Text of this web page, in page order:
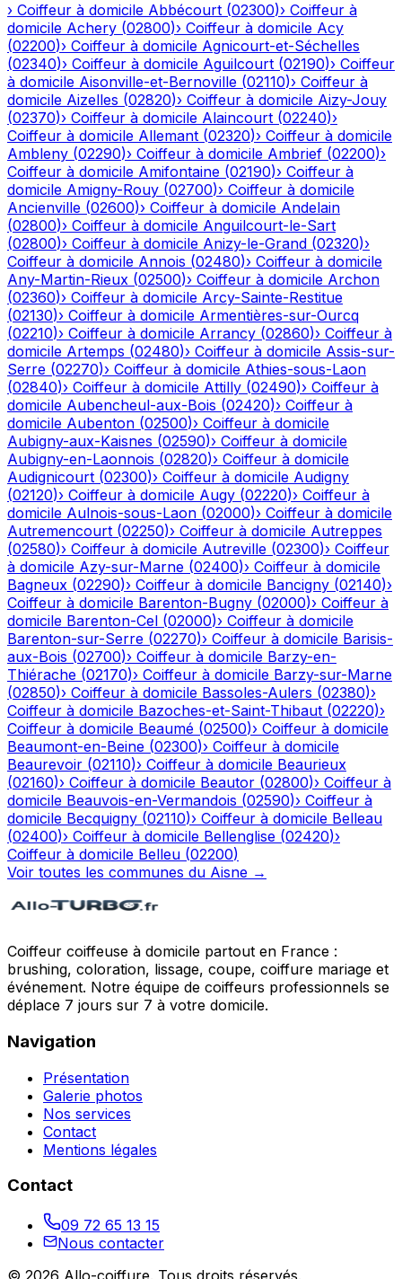
› Coiffeur à domicile Abbécourt (02300)› Coiffeur à
domicile Achery (02800)› Coiffeur à domicile Acy
(02200)› Coiffeur à domicile Agnicourt-et-Séchelles
(02340)› Coiffeur à domicile Aguilcourt (02190)› Coiffeur
à domicile Aisonville-et-Bernoville (02110)› Coiffeur à
domicile Aizelles (02820)› Coiffeur à domicile Aizy-Jouy
(02370)› Coiffeur à domicile Alaincourt (02240)›
Coiffeur à domicile Allemant (02320)› Coiffeur à domicile
Ambleny (02290)› Coiffeur à domicile Ambrief (02200)›
Coiffeur à domicile Amifontaine (02190)› Coiffeur à
domicile Amigny-Rouy (02700)› Coiffeur à domicile
Ancienville (02600)› Coiffeur à domicile Andelain
(02800)› Coiffeur à domicile Anguilcourt-le-Sart
(02800)› Coiffeur à domicile Anizy-le-Grand (02320)›
Coiffeur à domicile Annois (02480)› Coiffeur à domicile
Any-Martin-Rieux (02500)› Coiffeur à domicile Archon
(02360)› Coiffeur à domicile Arcy-Sainte-Restitue
(02130)› Coiffeur à domicile Armentières-sur-Ourcq
(02210)› Coiffeur à domicile Arrancy (02860)› Coiffeur à
domicile Artemps (02480)› Coiffeur à domicile Assis-sur-
Serre (02270)› Coiffeur à domicile Athies-sous-Laon
(02840)› Coiffeur à domicile Attilly (02490)› Coiffeur à
domicile Aubencheul-aux-Bois (02420)› Coiffeur à
domicile Aubenton (02500)› Coiffeur à domicile
Aubigny-aux-Kaisnes (02590)› Coiffeur à domicile
Aubigny-en-Laonnois (02820)› Coiffeur à domicile
Audignicourt (02300)› Coiffeur à domicile Audigny
(02120)› Coiffeur à domicile Augy (02220)› Coiffeur à
domicile Aulnois-sous-Laon (02000)› Coiffeur à domicile
Autremencourt (02250)› Coiffeur à domicile Autreppes
(02580)› Coiffeur à domicile Autreville (02300)› Coiffeur
à domicile Azy-sur-Marne (02400)› Coiffeur à domicile
Bagneux (02290)› Coiffeur à domicile Bancigny (02140)›
Coiffeur à domicile Barenton-Bugny (02000)› Coiffeur à
domicile Barenton-Cel (02000)› Coiffeur à domicile
Barenton-sur-Serre (02270)› Coiffeur à domicile Barisis-
aux-Bois (02700)› Coiffeur à domicile Barzy-en-
Thiérache (02170)› Coiffeur à domicile Barzy-sur-Marne
(02850)› Coiffeur à domicile Bassoles-Aulers (02380)›
Coiffeur à domicile Bazoches-et-Saint-Thibaut (02220)›
Coiffeur à domicile Beaumé (02500)› Coiffeur à domicile
Beaumont-en-Beine (02300)› Coiffeur à domicile
Beaurevoir (02110)› Coiffeur à domicile Beaurieux
(02160)› Coiffeur à domicile Beautor (02800)› Coiffeur à
domicile Beauvois-en-Vermandois (02590)› Coiffeur à
domicile Becquigny (02110)› Coiffeur à domicile Belleau
(02400)› Coiffeur à domicile Bellenglise (02420)›
Coiffeur à domicile Belleu (02200)
Voir toutes les communes du Aisne →
Coiffeur coiffeuse à domicile partout en France :
brushing, coloration, lissage, coupe, coiffure mariage et
événement. Notre équipe de coiffeurs professionnels se
déplace 7 jours sur 7 à votre domicile.
Navigation
Présentation
Galerie photos
Nos services
Contact
Mentions légales
Contact
09 72 65 13 15
Nous contacter
© 2026 Allo-coiffure . Tous droits réservés.